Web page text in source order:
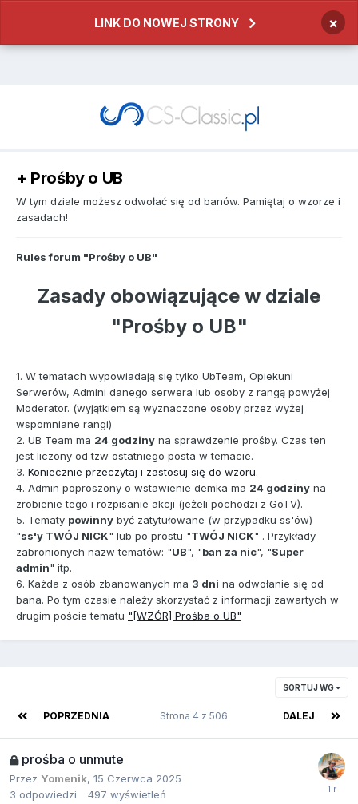
LINK DO NOWEJ STRONY ×
+ Prośby o UB
W tym dziale możesz odwołać się od banów. Pamiętaj o wzorze i
zasadach!
Rules forum "Prośby o UB"
Zasady obowiązujące w dziale
"Prośby o UB"
1. W tematach wypowiadają się tylko UbTeam, Opiekuni
Serwerów, Admini danego serwera lub osoby z rangą powyżej
Moderator. (wyjątkiem są wyznaczone osoby przez wyżej
wspomniane rangi)
2. UB Team ma 24 godziny na sprawdzenie prośby. Czas ten
jest liczony od tzw ostatniego posta w temacie.
3. Koniecznie przeczytaj i zastosuj się do wzoru.
4. Admin poproszony o wstawienie demka ma 24 godziny na
zrobienie tego i rozpisanie akcji (jeżeli pochodzi z GoTV).
5. Tematy powinny być zatytułowane (w przypadku ss'ów)
"ss'y TWÓJ NICK" lub po prostu "TWÓJ NICK" . Przykłady
zabronionych nazw tematów: "UB", "ban za nic", "Super
admin" itp.
6. Każda z osób zbanowanych ma 3 dni na odwołanie się od
bana. Po tym czasie należy skorzystać z informacji zawartych w
drugim poście tematu "[WZÓR] Prośba o UB"
SORTUJ WG
POPRZEDNIA DALEJ
Strona 4 z 506
prośba o unmute
Przez Yomenik, 15 Czerwca 2025
3 odpowiedzi 497 wyświetleń